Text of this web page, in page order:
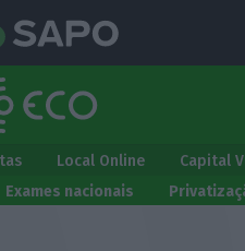
Local Online Capital
Exames nacionais